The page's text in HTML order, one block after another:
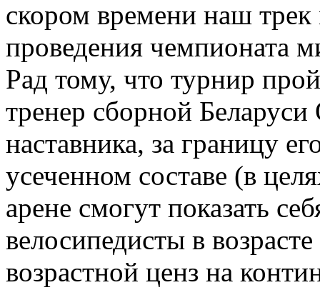
скором времени наш трек
проведения чемпионата
Рад тому, что турнир
тренер сборной
наставника, за границу
усеченном составе (в
арене смогут показать
велосипедисты в
возрастной ценз на